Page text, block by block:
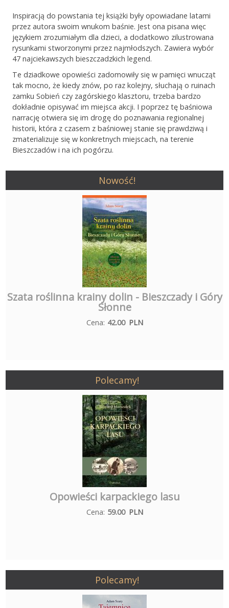
Inspiracją do powstania tej książki były opowiadane latami
przez autora swoim wnukom baśnie. Jest ona pisana więc
językiem zrozumiałym dla dzieci, a dodatkowo zilustrowana
rysunkami stworzonymi przez najmłodszych. Zawiera wybór
47 najciekawszych bieszczadzkich legend.
Te dziadkowe opowieści zadomowiły się w pamięci wnucząt
tak mocno, że kiedy znów, po raz kolejny, słuchają o ruinach
zamku Sobień czy zagórskiego klasztoru, trzeba bardzo
dokładnie opisywać im miejsca akcji. I poprzez tę baśniowa
narrację otwiera się im drogę do poznawania regionalnej
historii, która z czasem z baśniowej stanie się prawdziwą i
zmaterializuje się w konkretnych miejscach, na terenie
Bieszczadów i na ich pogórzu.
Nowość!
Szata roślinna krainy dolin - Bieszczady i Góry
Słonne
Cena: 42.00 PLN
Polecamy!
Opowieści karpackiego lasu
Cena: 59.00 PLN
Polecamy!